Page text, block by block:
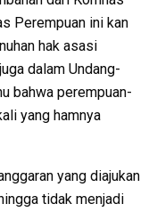
Perempuan ini kan
hak asasi
dalam Undang-
bahwa perempuan-
yang hamnya
yang diajukan
tidak menjadi